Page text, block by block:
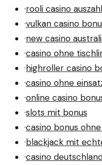
·rooli casino
·vulkan casino
·new casino
·casino ohne
·highroller casino
·casino ohne
·online casino
·slots mit bonus
·casino bonus
·blackjack mit
·casino